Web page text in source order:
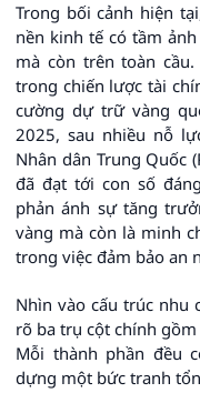
Trong bối cảnh hiện
nền kinh tế có tầm
mà còn trên toàn
trong chiến lược tài
cường dự trữ vàng
2025, sau nhiều nỗ
Nhân dân Trung Quốc
đã đạt tới con số
phản ánh sự tăng
vàng mà còn là minh
trong việc đảm bảo an
Nhìn vào cấu trúc nhu
rõ ba trụ cột chính
Mỗi thành phần đều
dựng một bức tranh